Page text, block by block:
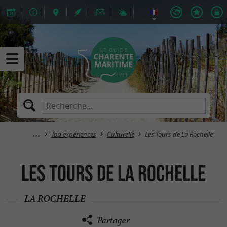
Top expériences Culturelle Les Tours de La Rochelle
Les Tours de La Rochelle
LA ROCHELLE
Partager